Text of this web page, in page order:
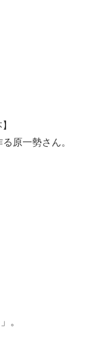
原一勢さん。
。